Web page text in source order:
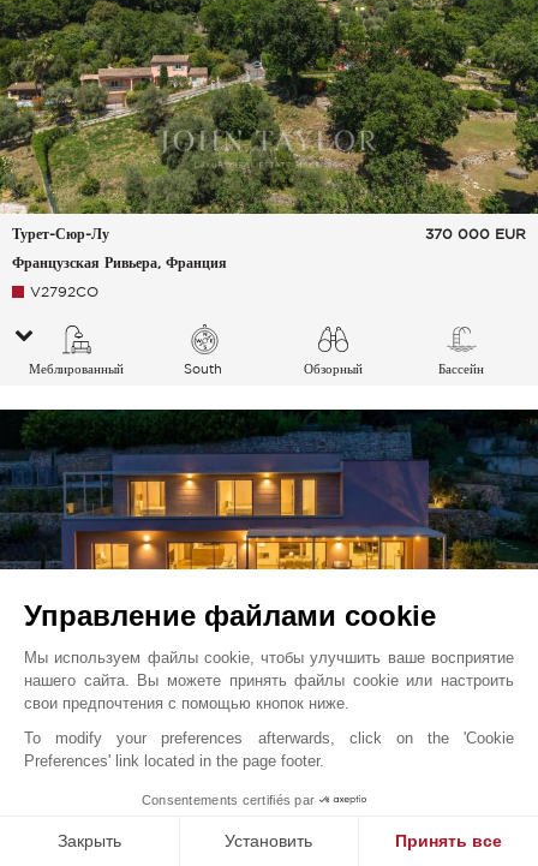
Турет-Сюр-Лу
Французская Ривьера, Франция
370 000 EUR
V2792CO
Меблированный South
Обзорный
Бассейн
Турет-Сюр-Лу
Price from8 000 EUR
Управление файлами cookie
Мы используем файлы cookie, чтобы улучшить ваше восприятие
нашего сайта. Вы можете принять файлы cookie или настроить
свои предпочтения с помощью кнопок ниже.
To modify your preferences afterwards, click on the 'Cookie
Preferences' link located in the page footer.
Consentements certifiés par
Закрыть Установить Принять все